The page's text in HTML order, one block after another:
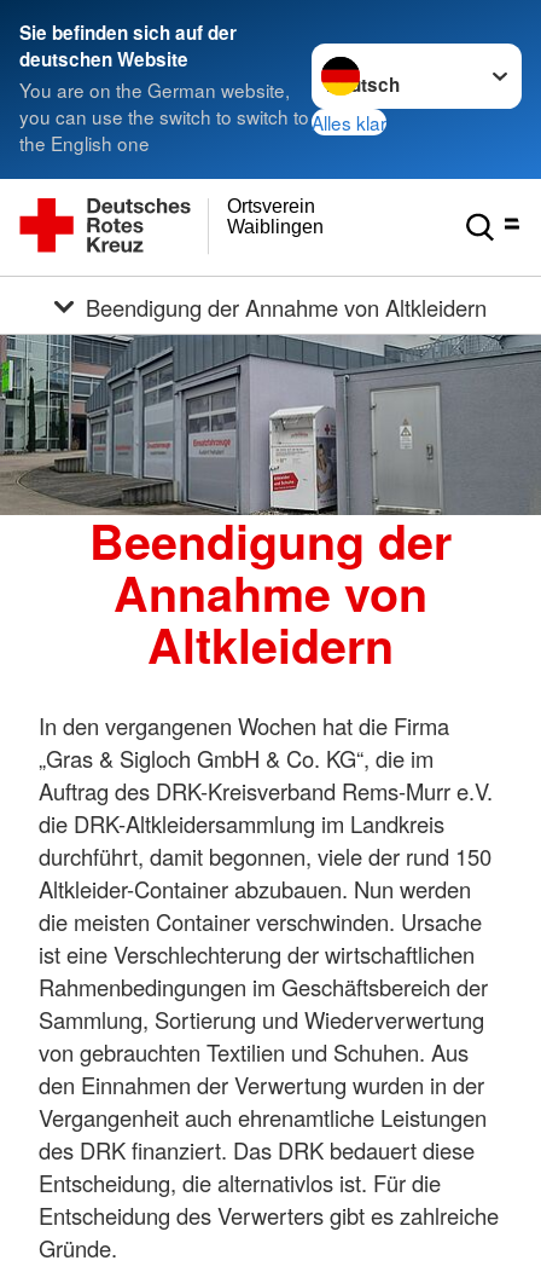
Sie befinden sich auf der
deutschen Website
You are on the German website,
you can use the switch to switch to
the English one
Sprache wechseln zu
Alles klar
Waiblingen
Ortsverein
Beendigung der Annahme von Altkleidern
Beendigung der
Annahme von
Altkleidern
In den vergangenen Wochen hat die Firma
„Gras & Sigloch GmbH & Co. KG“, die im
Auftrag des DRK-Kreisverband Rems-Murr e.V.
die DRK-Altkleidersammlung im Landkreis
durchführt, damit begonnen, viele der rund 150
Altkleider-Container abzubauen. Nun werden
die meisten Container verschwinden. Ursache
ist eine Verschlechterung der wirtschaftlichen
Rahmenbedingungen im Geschäftsbereich der
Sammlung, Sortierung und Wiederverwertung
von gebrauchten Textilien und Schuhen. Aus
den Einnahmen der Verwertung wurden in der
Vergangenheit auch ehrenamtliche Leistungen
des DRK finanziert. Das DRK bedauert diese
Entscheidung, die alternativlos ist. Für die
Entscheidung des Verwerters gibt es zahlreiche
Gründe.